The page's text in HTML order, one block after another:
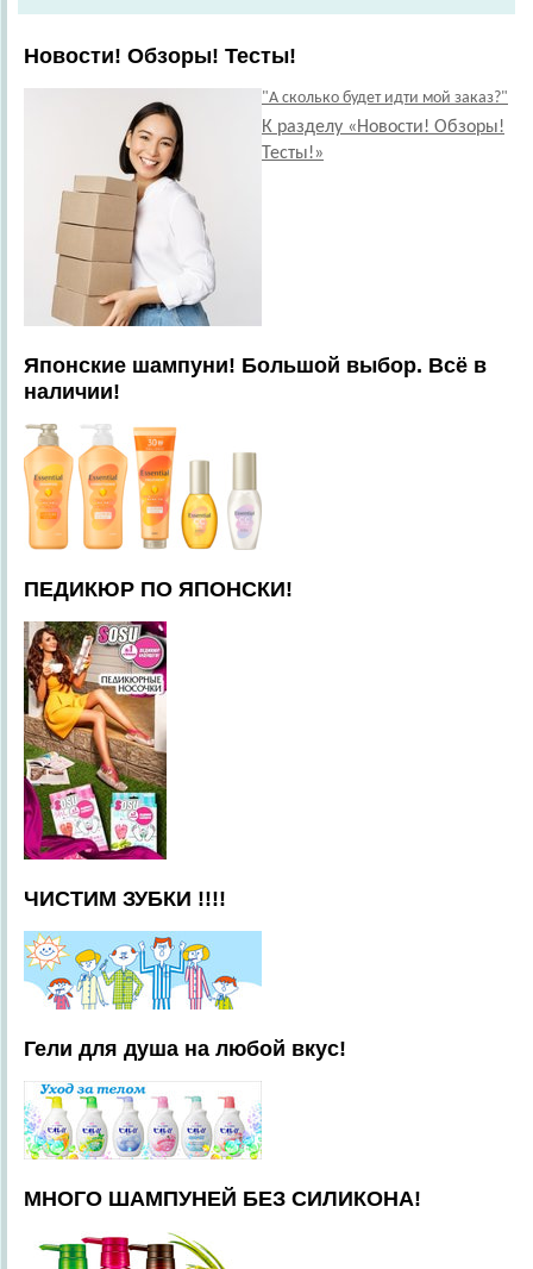
Новости! Обзоры! Тесты!
"А сколько будет идти мой заказ?"
К разделу «Новости! Обзоры!
Тесты!»
Японские шампуни! Большой выбор. Всё в
наличии!
ПЕДИКЮР ПО ЯПОНСКИ!
ЧИСТИМ ЗУБКИ !!!!
Гели для душа на любой вкус!
МНОГО ШАМПУНЕЙ БЕЗ СИЛИКОНА!